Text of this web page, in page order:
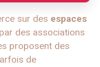
sur des espaces
des associations
proposent des
de